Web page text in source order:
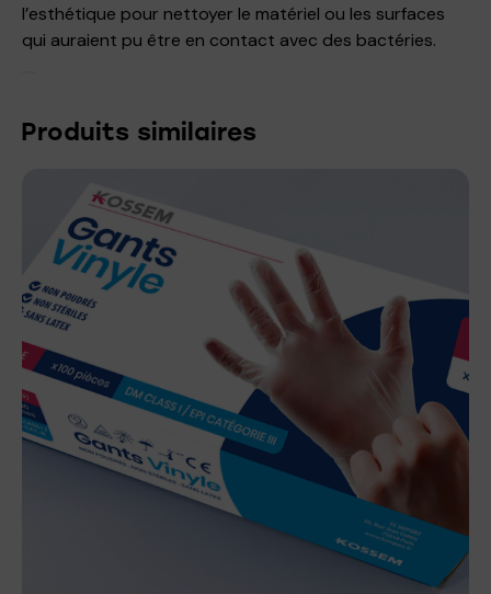
l’esthétique pour nettoyer le matériel ou les surfaces
qui auraient pu être en contact avec des bactéries.
Produits similaires